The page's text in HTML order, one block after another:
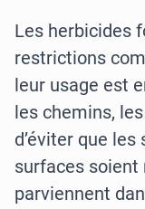
Les herbicides
restrictions
leur usage est
les chemins,
d’éviter que
surfaces soient
parviennent